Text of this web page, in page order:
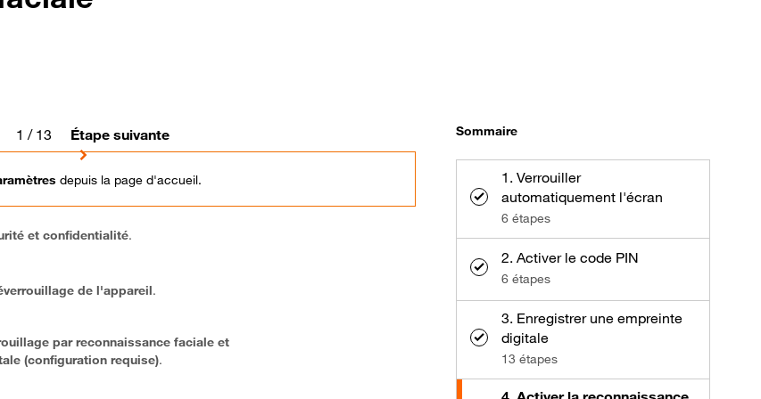
1 / 13 Étape suivante
depuis la page d'accueil.
et confidentialité.
de l'appareil.
par reconnaissance faciale et
(configuration requise).
Sommaire
1. Verrouiller
automatiquement l'écran
6 étapes
2. Activer le code PIN
6 étapes
3. Enregistrer une empreinte
digitale
13 étapes